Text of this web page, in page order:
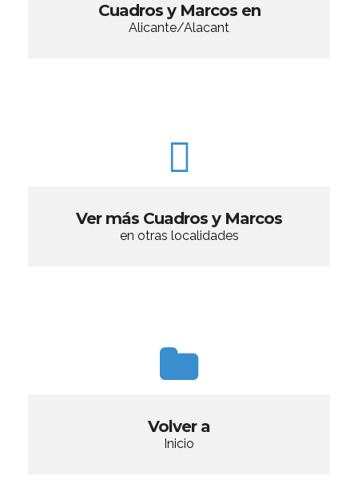
Cuadros y Marcos en
Alicante/Alacant
Ver más Cuadros y Marcos
en otras localidades
Volver a
Inicio